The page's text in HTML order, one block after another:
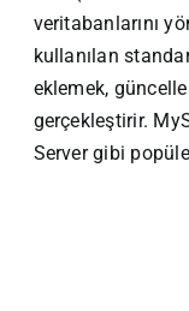
veritabanlarını
kullanılan
eklemek,
gerçekleştirir.
Server gibi